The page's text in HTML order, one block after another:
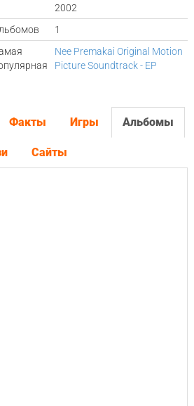
2002
1
Nee Premakai Original Motion
Picture Soundtrack - EP
Факты Игры Альбомы
Сайты